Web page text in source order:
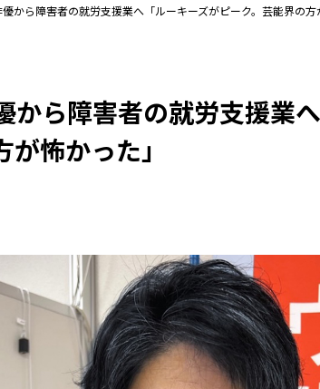
から障害者の就労支援業へ「ルーキーズがピーク。芸能界の方
から障害者の就労支援業
怖かった」